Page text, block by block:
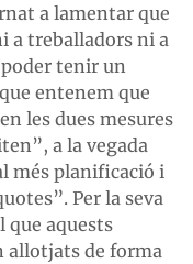
a lamentar que
a treballadors ni a
tenir un
entenem que
les dues mesures
a la vegada
més planificació i
Per la seva
que aquests
allotjats de forma